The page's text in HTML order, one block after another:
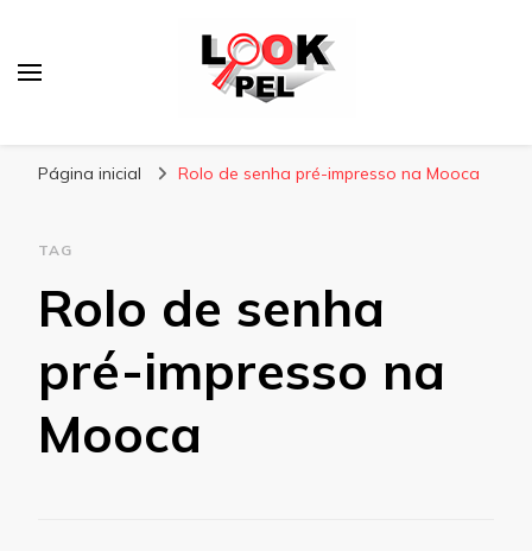
Página inicial Rolo de senha pré-impresso na Mooca
TAG
Rolo de senha
pré-impresso na
Mooca